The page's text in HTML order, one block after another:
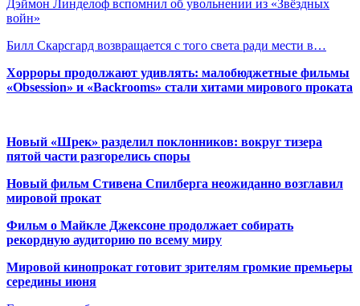
Дэймон Линделоф вспомнил об увольнении из «Звёздных
войн»
Билл Скарсгард возвращается с того света ради мести в…
Хорроры продолжают удивлять: малобюджетные фильмы
«Obsession» и «Backrooms» стали хитами мирового проката
Новый «Шрек» разделил поклонников: вокруг тизера
пятой части разгорелись споры
Новый фильм Стивена Спилберга неожиданно возглавил
мировой прокат
Фильм о Майкле Джексоне продолжает собирать
рекордную аудиторию по всему миру
Мировой кинопрокат готовит зрителям громкие премьеры
середины июня